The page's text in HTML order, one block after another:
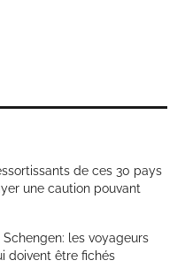
de ces 30 pays
une caution pouvant
les voyageurs
doivent être fichés